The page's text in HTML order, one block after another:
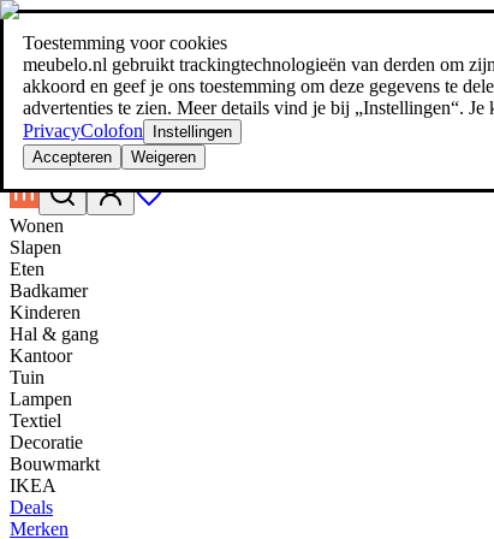
Toestemming voor cookies
meubelo.nl gebruikt trackingtechnologieën van derden om
akkoord en geef je ons toestemming om deze gegevens te
advertenties te zien. Meer details vind je bij „Instellingen“. Je
PrivacyColofon
Instellingen
Accepteren
Weigeren
Zoeken
meubel jezelf de beste prijs!meubel jezelf de beste prijs!
Wonen
Slapen
Eten
Badkamer
Kinderen
Hal & gang
Kantoor
Tuin
Lampen
Textiel
Decoratie
Bouwmarkt
IKEA
Deals
Merken